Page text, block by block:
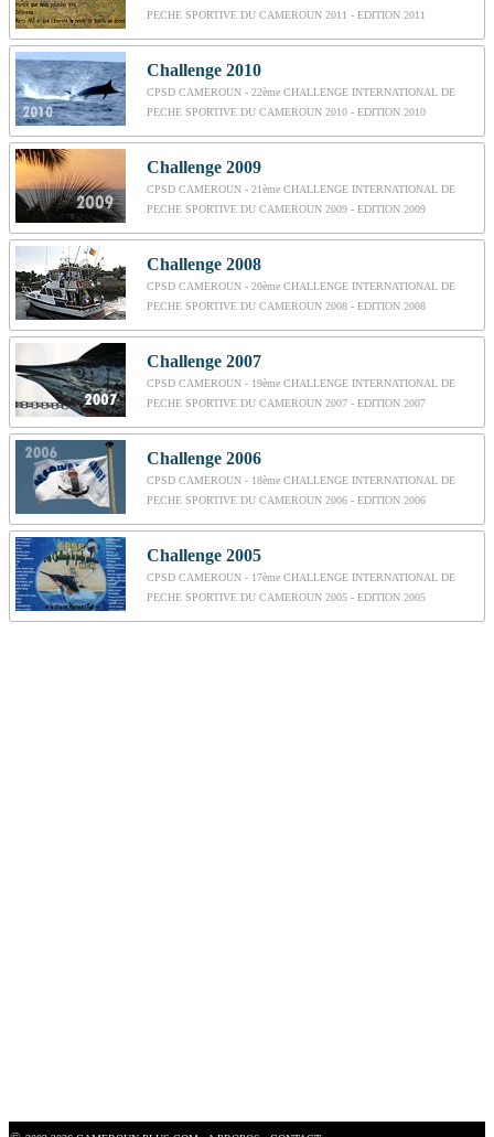
PECHE SPORTIVE DU CAMEROUN 2011 - EDITION 2011
Challenge 2010
CPSD CAMEROUN - 22ème CHALLENGE INTERNATIONAL DE
PECHE SPORTIVE DU CAMEROUN 2010 - EDITION 2010
Challenge 2009
CPSD CAMEROUN - 21ème CHALLENGE INTERNATIONAL DE
PECHE SPORTIVE DU CAMEROUN 2009 - EDITION 2009
Challenge 2008
CPSD CAMEROUN - 20ème CHALLENGE INTERNATIONAL DE
PECHE SPORTIVE DU CAMEROUN 2008 - EDITION 2008
Challenge 2007
CPSD CAMEROUN - 19ème CHALLENGE INTERNATIONAL DE
PECHE SPORTIVE DU CAMEROUN 2007 - EDITION 2007
Challenge 2006
CPSD CAMEROUN - 18ème CHALLENGE INTERNATIONAL DE
PECHE SPORTIVE DU CAMEROUN 2006 - EDITION 2006
Challenge 2005
CPSD CAMEROUN - 17ème CHALLENGE INTERNATIONAL DE
PECHE SPORTIVE DU CAMEROUN 2005 - EDITION 2005